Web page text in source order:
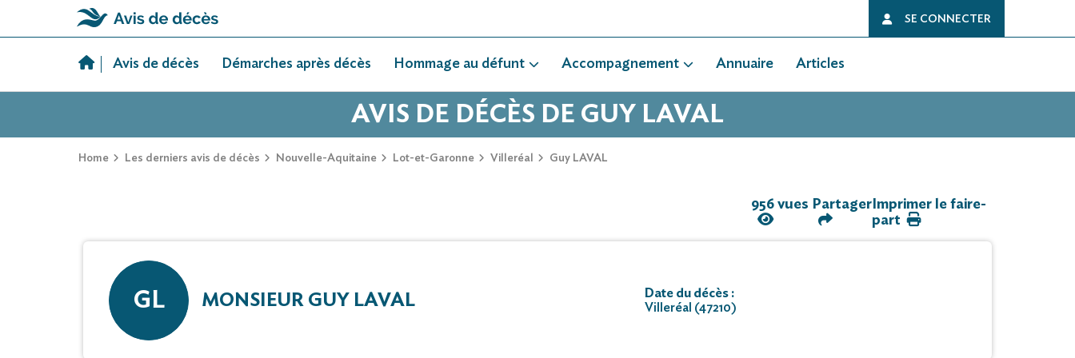
SE CONNECTER
Avis de décès Démarches après décès Hommage au défunt Accompagnement Annuaire Articles
AVIS DE DÉCÈS DE GUY LAVAL
Home Les derniers avis de décès Nouvelle-Aquitaine Lot-et-Garonne Villeréal Guy LAVAL
956 vues PartagerImprimer le faire-
part
GL MONSIEUR GUY LAVAL
Date du décès :
Villeréal (47210)